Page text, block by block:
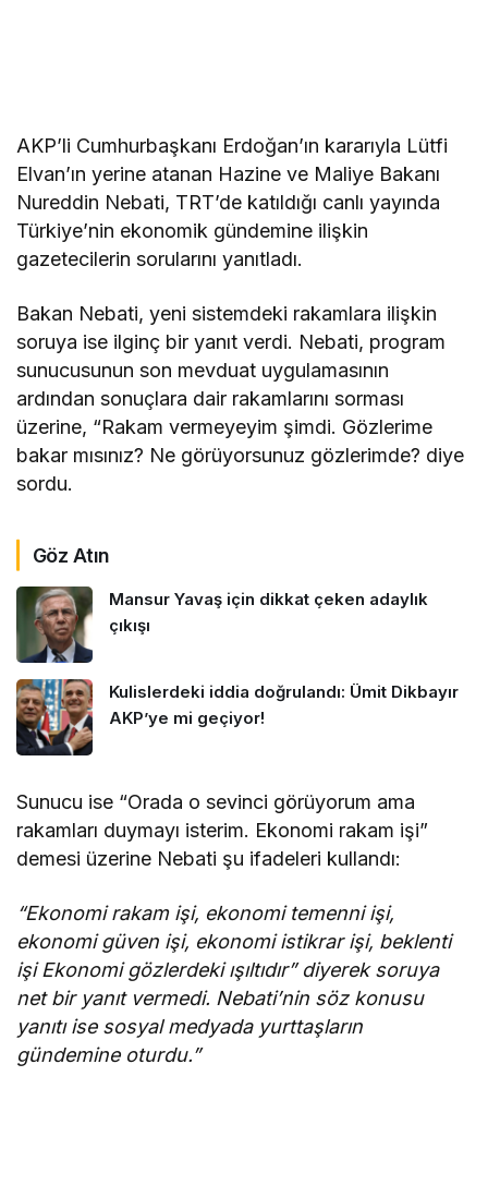
AKP’li Cumhurbaşkanı Erdoğan’ın kararıyla Lütfi
Elvan’ın yerine atanan Hazine ve Maliye Bakanı
Nureddin Nebati, TRT’de katıldığı canlı yayında
Türkiye’nin ekonomik gündemine ilişkin
gazetecilerin sorularını yanıtladı.
Bakan Nebati, yeni sistemdeki rakamlara ilişkin
soruya ise ilginç bir yanıt verdi. Nebati, program
sunucusunun son mevduat uygulamasının
ardından sonuçlara dair rakamlarını sorması
üzerine, “Rakam vermeyeyim şimdi. Gözlerime
bakar mısınız? Ne görüyorsunuz gözlerimde? diye
sordu.
Göz Atın
Mansur Yavaş için dikkat çeken adaylık
çıkışı
Kulislerdeki iddia doğrulandı: Ümit Dikbayır
AKP’ye mi geçiyor!
Sunucu ise “Orada o sevinci görüyorum ama
rakamları duymayı isterim. Ekonomi rakam işi”
demesi üzerine Nebati şu ifadeleri kullandı:
“Ekonomi rakam işi, ekonomi temenni işi,
ekonomi güven işi, ekonomi istikrar işi, beklenti
işi Ekonomi gözlerdeki ışıltıdır” diyerek soruya
net bir yanıt vermedi. Nebati’nin söz konusu
yanıtı ise sosyal medyada yurttaşların
gündemine oturdu.”